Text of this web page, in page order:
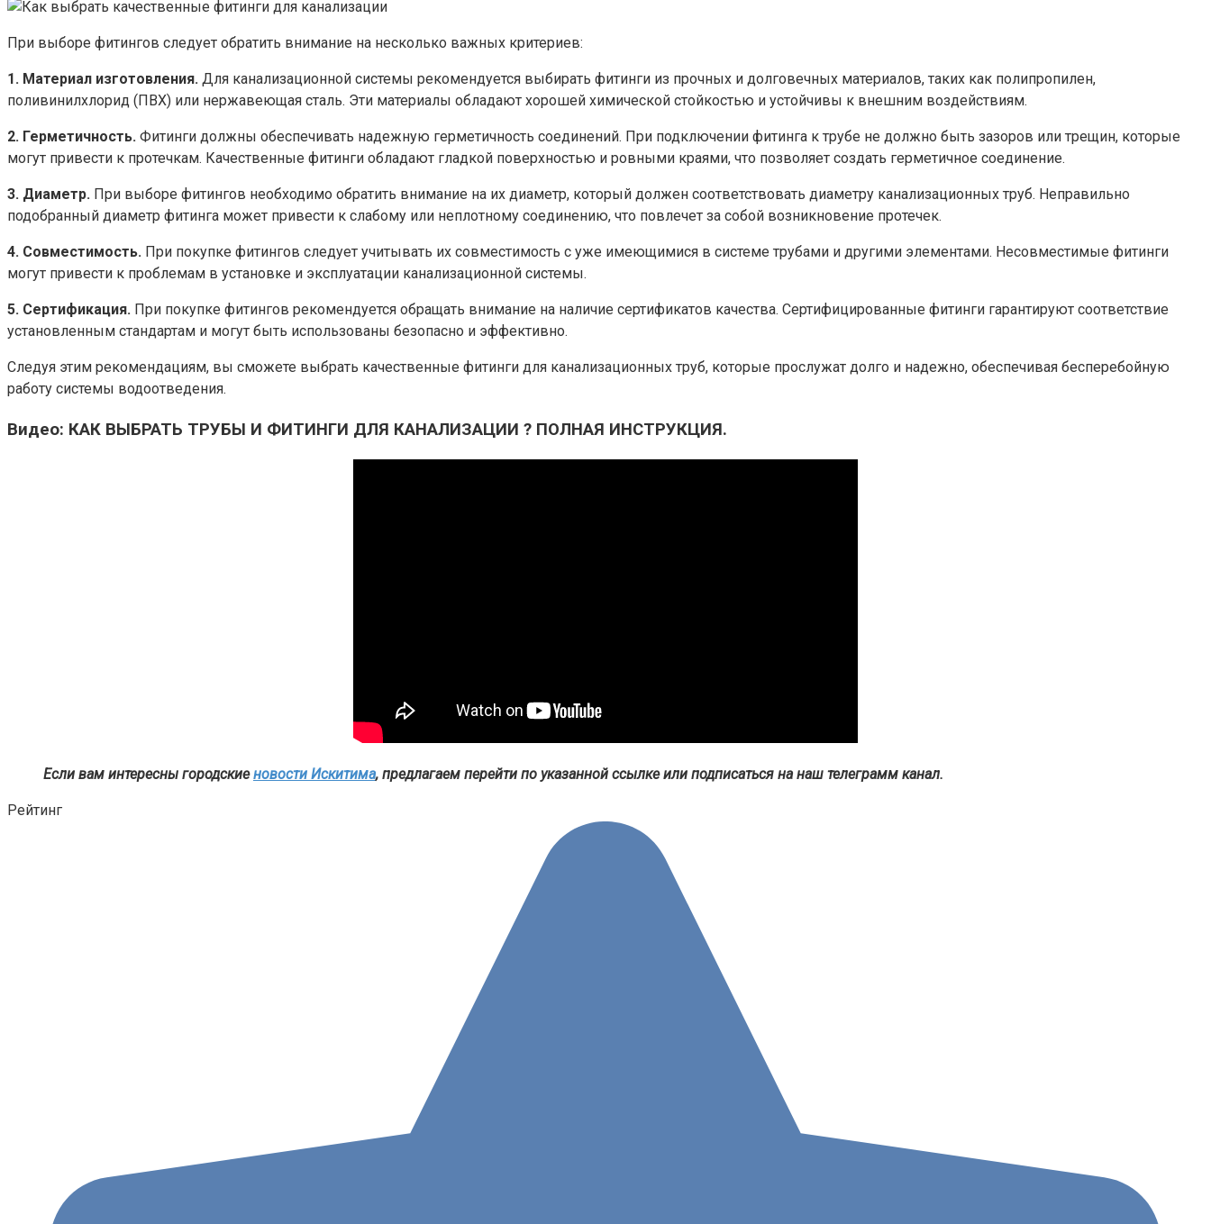
При выборе фитингов следует обратить внимание на несколько важных критериев:
1. Материал изготовления. Для канализационной системы рекомендуется выбирать фитинги из прочных и долговечных материалов, таких как полипропилен,
поливинилхлорид (ПВХ) или нержавеющая сталь. Эти материалы обладают хорошей химической стойкостью и устойчивы к внешним воздействиям.
2. Герметичность. Фитинги должны обеспечивать надежную герметичность соединений. При подключении фитинга к трубе не должно быть зазоров или трещин, которые
могут привести к протечкам. Качественные фитинги обладают гладкой поверхностью и ровными краями, что позволяет создать герметичное соединение.
3. Диаметр. При выборе фитингов необходимо обратить внимание на их диаметр, который должен соответствовать диаметру канализационных труб. Неправильно
подобранный диаметр фитинга может привести к слабому или неплотному соединению, что повлечет за собой возникновение протечек.
4. Совместимость. При покупке фитингов следует учитывать их совместимость с уже имеющимися в системе трубами и другими элементами. Несовместимые фитинги
могут привести к проблемам в установке и эксплуатации канализационной системы.
5. Сертификация. При покупке фитингов рекомендуется обращать внимание на наличие сертификатов качества. Сертифицированные фитинги гарантируют соответствие
установленным стандартам и могут быть использованы безопасно и эффективно.
Следуя этим рекомендациям, вы сможете выбрать качественные фитинги для канализационных труб, которые прослужат долго и надежно, обеспечивая бесперебойную
работу системы водоотведения.
Видео: КАК ВЫБРАТЬ ТРУБЫ И ФИТИНГИ ДЛЯ КАНАЛИЗАЦИИ ? ПОЛНАЯ ИНСТРУКЦИЯ.
Если вам интересны городскиеновости Искитима, предлагаем перейти по указанной ссылке или подписаться на наш телеграмм канал.
Рейтинг